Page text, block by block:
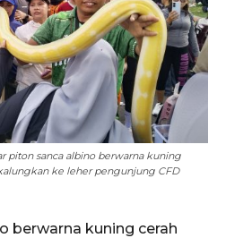
piton sanca albino berwarna kuning
ke leher pengunjung CFD
berwarna kuning cerah